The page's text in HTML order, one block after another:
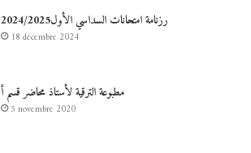
رزنامة امتحانات السداسي الأول2024/2025
18 décembre 2024
مطبوعة الترقية لأستاذ محاضر قسم أ
5 novembre 2020